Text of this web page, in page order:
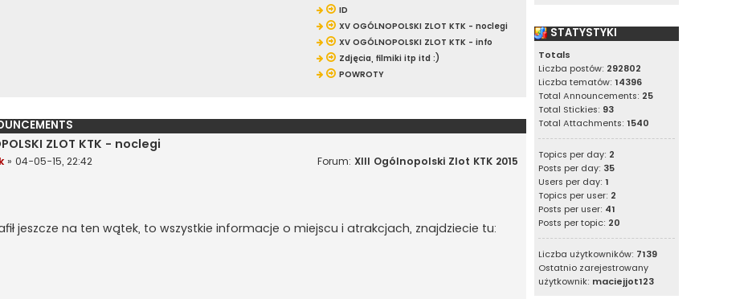
ID
XV OGÓLNOPOLSKI ZLOT KTK - noclegi
XV OGÓLNOPOLSKI ZLOT KTK - info
Zdjęcia, filmiki itp itd :)
POWROTY
ZLOT KTK - noclegi
» 04-05-15, 22:42 Forum: XIII Ogólnopolski Zlot KTK 2015
jeszcze na ten wątek, to wszystkie informacje o miejscu i atrakcjach, znajdziecie tu:
STATYSTYKI
Totals
Liczba postów: 292802
Liczba tematów: 14396
Total Announcements: 25
Total Stickies: 93
Total Attachments: 1540
Topics per day: 2
Posts per day: 35
Users per day: 1
Topics per user: 2
Posts per user: 41
Posts per topic: 20
Liczba użytkowników: 7139
Ostatnio zarejestrowany
użytkownik: maciejjot123